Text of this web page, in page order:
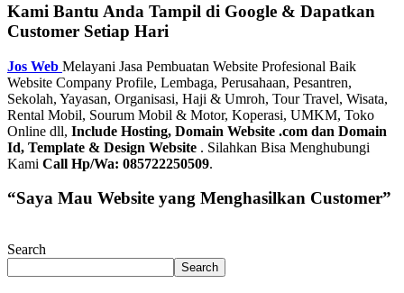
Kami Bantu Anda Tampil di Google & Dapatkan
Customer Setiap Hari
Jos Web Melayani Jasa Pembuatan Website Profesional Baik
Website Company Profile, Lembaga, Perusahaan, Pesantren,
Sekolah, Yayasan, Organisasi, Haji & Umroh, Tour Travel, Wisata,
Rental Mobil, Sourum Mobil & Motor, Koperasi, UMKM, Toko
Online dll, Include Hosting, Domain Website .com dan Domain
Id, Template & Design Website . Silahkan Bisa Menghubungi
Kami Call Hp/Wa: 085722250509.
“Saya Mau Website yang Menghasilkan Customer”
Search
Search